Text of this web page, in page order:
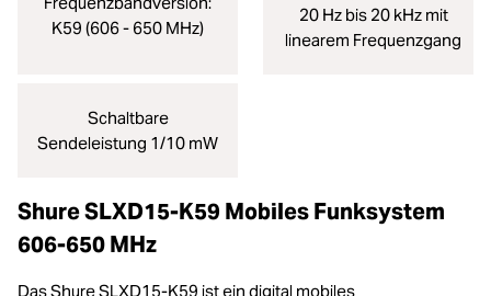
K59 (606 - 650 MHz)
20 Hz bis 20 kHz mit
linearem Frequenzgang
Schaltbare
Sendeleistung 1/10 mW
Shure SLXD15-K59 Mobiles Funksystem
606-650 MHz
Das Shure SLXD15-K59 ist ein digital mobiles